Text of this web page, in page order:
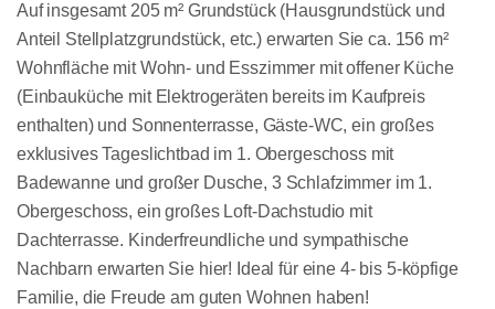
Auf insgesamt 205 m² Grundstück (Hausgrundstück und
Anteil Stellplatzgrundstück, etc.) erwarten Sie ca. 156 m²
Wohnfläche mit Wohn- und Esszimmer mit offener Küche
(Einbauküche mit Elektrogeräten bereits im Kaufpreis
enthalten) und Sonnenterrasse, Gäste-WC, ein großes
exklusives Tageslichtbad im 1. Obergeschoss mit
Badewanne und großer Dusche, 3 Schlafzimmer im 1.
Obergeschoss, ein großes Loft-Dachstudio mit
Dachterrasse. Kinderfreundliche und sympathische
Nachbarn erwarten Sie hier! Ideal für eine 4- bis 5-köpfige
Familie, die Freude am guten Wohnen haben!